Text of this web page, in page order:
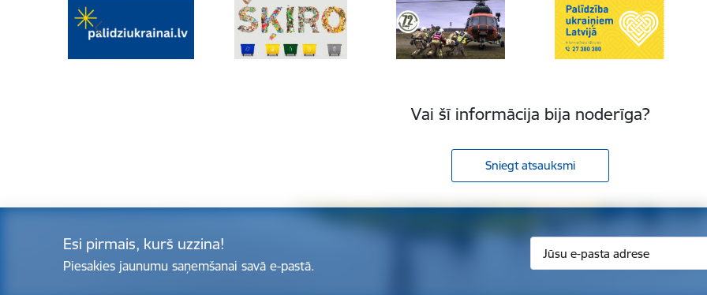
Vai šī informācija bija noderīga?
Sniegt atsauksmi
Esi pirmais, kurš uzzina!
Piesakies jaunumu saņemšanai savā e-pastā.